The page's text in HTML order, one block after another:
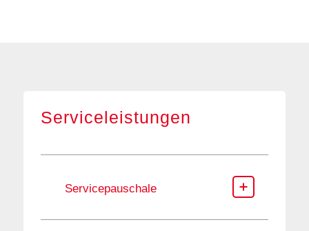
Serviceleistungen
Servicepauschale